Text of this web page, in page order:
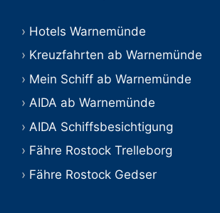
Hotels Warnemünde
Kreuzfahrten ab Warnemünde
Mein Schiff ab Warnemünde
AIDA ab Warnemünde
AIDA Schiffsbesichtigung
Fähre Rostock Trelleborg
Fähre Rostock Gedser